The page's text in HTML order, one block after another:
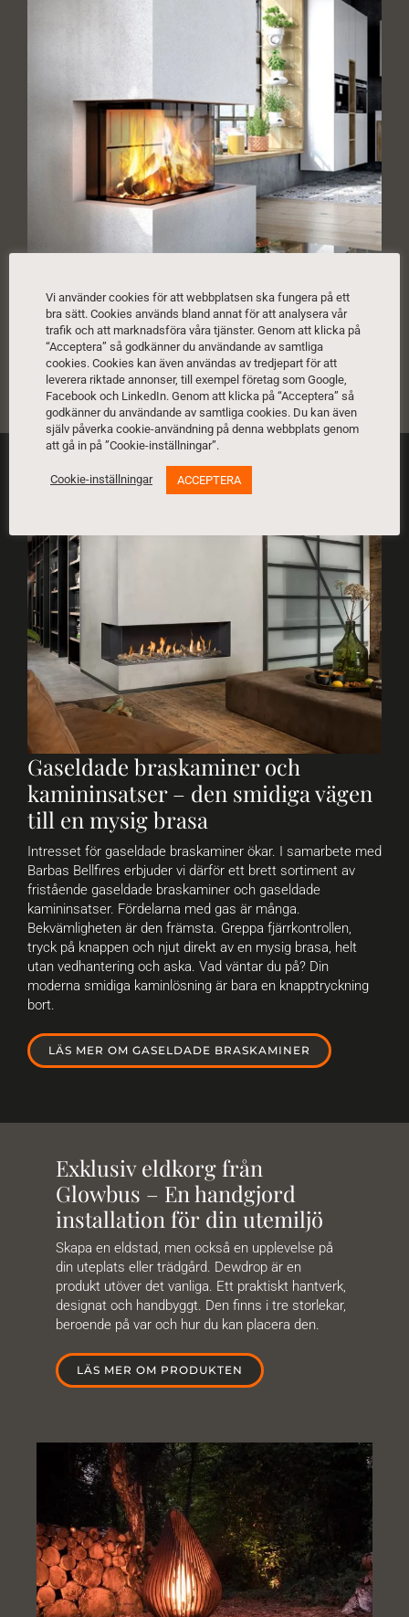
Gaseldade braskaminer och
kamininsatser – den smidiga vägen
till en mysig brasa
Intresset för gaseldade braskaminer ökar. I samarbete med
Barbas Bellfires erbjuder vi därför ett brett sortiment av
fristående gaseldade braskaminer och gaseldade
kamininsatser. Fördelarna med gas är många.
Bekvämligheten är den främsta. Greppa fjärrkontrollen,
tryck på knappen och njut direkt av en mysig brasa, helt
utan vedhantering och aska. Vad väntar du på? Din
moderna smidiga kaminlösning är bara en knapptryckning
bort.
LÄS MER OM GASELDADE BRASKAMINER
Exklusiv eldkorg från
Glowbus – En handgjord
installation för din utemiljö
Skapa en eldstad, men också en upplevelse på
din uteplats eller trädgård. Dewdrop är en
produkt utöver det vanliga. Ett praktiskt hantverk,
designat och handbyggt. Den finns i tre storlekar,
beroende på var och hur du kan placera den.
LÄS MER OM PRODUKTEN
Vi använder cookies för att webbplatsen ska fungera på ett
bra sätt. Cookies används bland annat för att analysera vår
trafik och att marknadsföra våra tjänster. Genom att klicka på
“Acceptera” så godkänner du användande av samtliga
cookies. Cookies kan även användas av tredjepart för att
leverera riktade annonser, till exempel företag som Google,
Facebook och LinkedIn. Genom att klicka på “Acceptera” så
godkänner du användande av samtliga cookies. Du kan även
själv påverka cookie-användning på denna webbplats genom
att gå in på ”Cookie-inställningar”.
Cookie-inställningar ACCEPTERA